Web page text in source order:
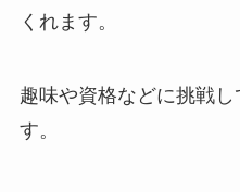
くれます。
趣味や資格などに挑戦
す。